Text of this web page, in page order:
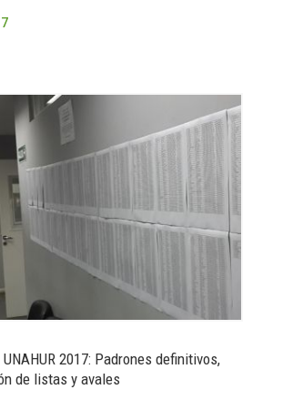
2017: Padrones definitivos,
de listas y avales